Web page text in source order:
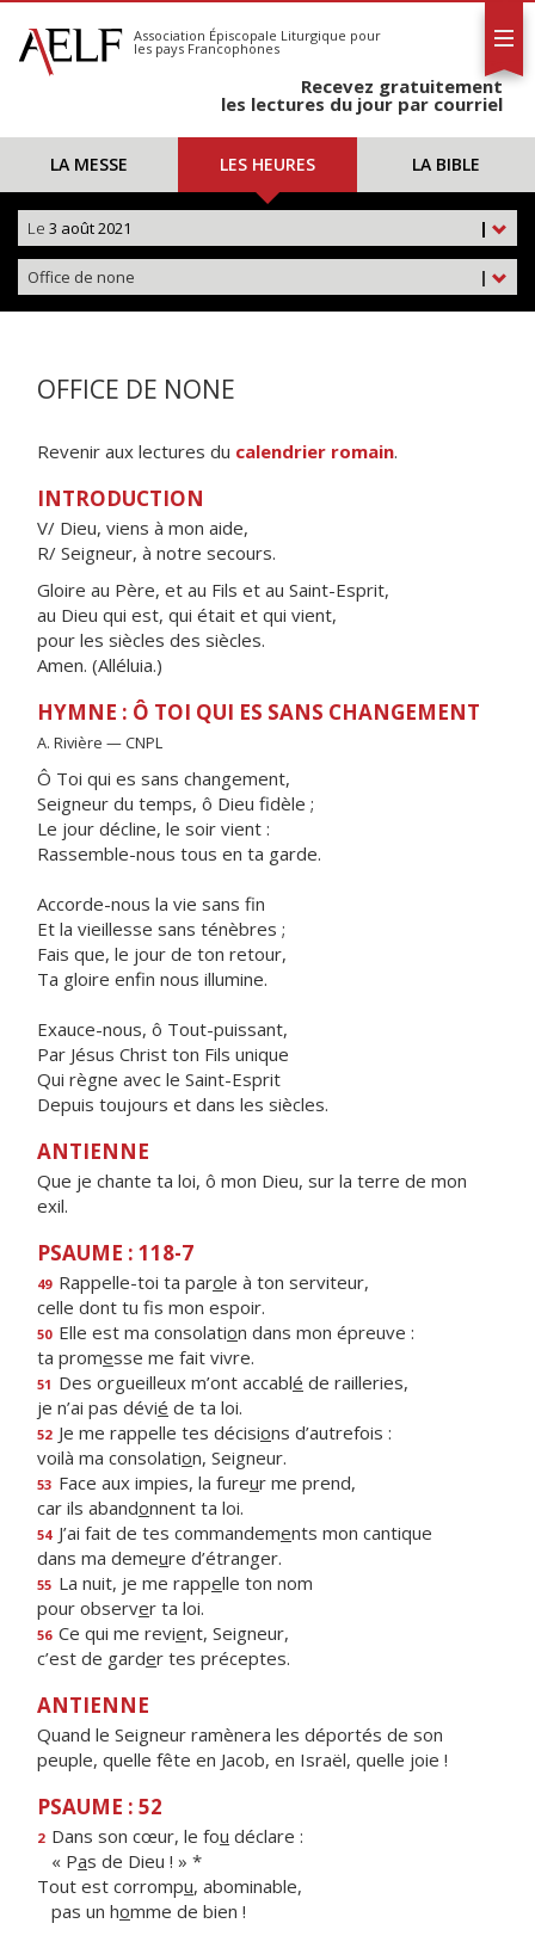
S'abonner
Calendrier
Association Épiscopale Liturgique pour
les pays Francophones
Recevez gratuitement
les lectures du jour par courriel
LA MESSE LES HEURES LA BIBLE
|
Le 3 août 2021
|
Office de none
OFFICE DE NONE
Revenir aux lectures du calendrier romain.
INTRODUCTION
V/ Dieu, viens à mon aide,
R/ Seigneur, à notre secours.
Gloire au Père, et au Fils et au Saint-Esprit,
au Dieu qui est, qui était et qui vient,
pour les siècles des siècles.
Amen. (Alléluia.)
HYMNE : Ô TOI QUI ES SANS CHANGEMENT
A. Rivière — CNPL
Ô Toi qui es sans changement,
Seigneur du temps, ô Dieu fidèle ;
Le jour décline, le soir vient :
Rassemble-nous tous en ta garde.
Accorde-nous la vie sans fin
Et la vieillesse sans ténèbres ;
Fais que, le jour de ton retour,
Ta gloire enfin nous illumine.
Exauce-nous, ô Tout-puissant,
Par Jésus Christ ton Fils unique
Qui règne avec le Saint-Esprit
Depuis toujours et dans les siècles.
ANTIENNE
Que je chante ta loi, ô mon Dieu, sur la terre de mon
exil.
PSAUME : 118-7
49 Rappelle-toi ta parole à ton serviteur,
celle dont tu fs mon espoir.
50 Elle est ma consolation dans mon épreuve :
ta promesse me fait vivre.
51 Des orgueilleux m’ont accablé de railleries,
je n’ai pas dévié de ta loi.
52 Je me rappelle tes décisions d’autrefois :
voilà ma consolation, Seigneur.
53 Face aux impies, la fureur me prend,
car ils abandonnent ta loi.
54 J’ai fait de tes commandements mon cantique
dans ma demeure d’étranger.
55 La nuit, je me rappelle ton nom
pour observer ta loi.
56 Ce qui me revient, Seigneur,
c’est de garder tes préceptes.
ANTIENNE
Quand le Seigneur ramènera les déportés de son
peuple, quelle fête en Jacob, en Israël, quelle joie !
PSAUME : 52
2 Dans son cœur, le fou déclare :
« Pas de Dieu ! » *
Tout est corrompu, abominable,
pas un homme de bien !